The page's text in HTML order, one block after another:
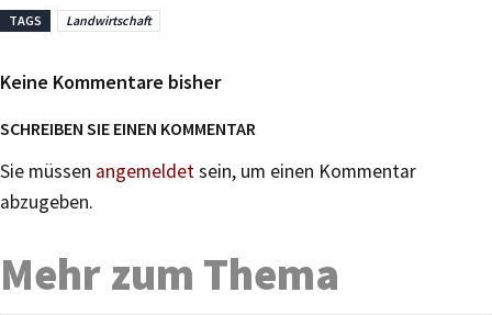
TAGS Landwirtschaft
Keine Kommentare bisher
SCHREIBEN SIE EINEN KOMMENTAR
Sie müssen angemeldetsein, um einen Kommentar
abzugeben.
Mehr zum Thema